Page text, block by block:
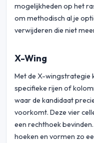
mogelijkheden op het
om methodisch al je
verwijderen die niet
X-Wing
Met de X-wingstrategie
specifieke rijen of
waar de kandidaat
voorkomt. Deze vier
een rechthoek
hoeken en vormen zo